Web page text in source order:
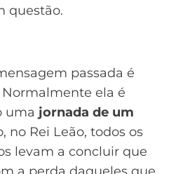
questão.
passada é
ela é
uma jornada de um
no Rei Leão, todos os
levam a concluir que